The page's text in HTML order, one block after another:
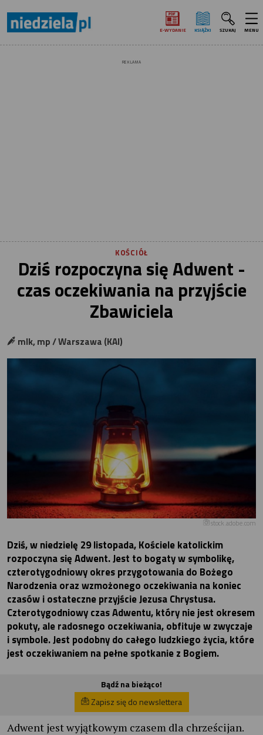
E‑WYDANIE KSIĄŻKI SZUKAJ MENU
REKLAMA
KOŚCIÓŁ
Dziś rozpoczyna się Adwent -
czas oczekiwania na przyjście
Zbawiciela
mlk, mp / Warszawa (KAI)
stock.adobe.com
Dziś, w niedzielę 29 listopada, Kościele katolickim
rozpoczyna się Adwent. Jest to bogaty w symbolikę,
czterotygodniowy okres przygotowania do Bożego
Narodzenia oraz wzmożonego oczekiwania na koniec
czasów i ostateczne przyjście Jezusa Chrystusa.
Czterotygodniowy czas Adwentu, który nie jest okresem
pokuty, ale radosnego oczekiwania, obfituje w zwyczaje
i symbole. Jest podobny do całego ludzkiego życia, które
jest oczekiwaniem na pełne spotkanie z Bogiem.
Bądź na bieżąco!
Zapisz się do newslettera
Adwent jest wyjątkowym czasem dla chrześcijan.